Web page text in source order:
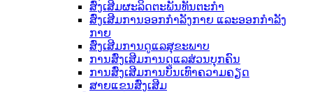
ສົ່ງເສີມຜະລິດຕະພັນທັນຕະກໍາ
ສົ່ງເສີມການອອກກຳລັງກາຍ ແລະອອກກຳລັງ
ກາຍ
ສົ່ງເສີມການດູແລສຸຂະພາບ
ການສົ່ງເສີມການດູແລສ່ວນບຸກຄົນ
ການສົ່ງເສີມການບັນເທົາຄວາມຄຽດ
ສາຍແຂນສົ່ງເສີມ